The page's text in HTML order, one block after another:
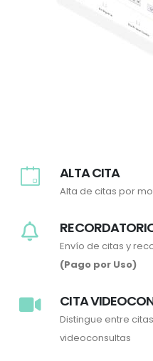
ALTA CITA
Alta de citas por
Envío de citas y
(Pago por Uso)
CITA
Distingue entre
videoconsultas